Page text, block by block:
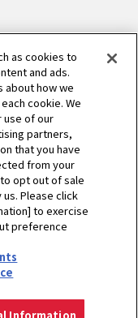
rights reserved.
as cookies to
and ads.
about how we
cookie. We
use of our
partners,
that you have
from your
opt out of sale
Please click
to exercise
preference